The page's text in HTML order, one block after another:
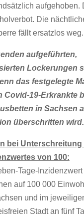
aufgehoben.
Die
fällt ersatzlos weg.
aufgeführten,
Lockerungen
das festgelegte
Covid-19-Erkrankte
in Sachsen
überschritten wird.
bei Unterschreitung
von 100:
Tage-
auf 100 000
und im
Stadt an fünf